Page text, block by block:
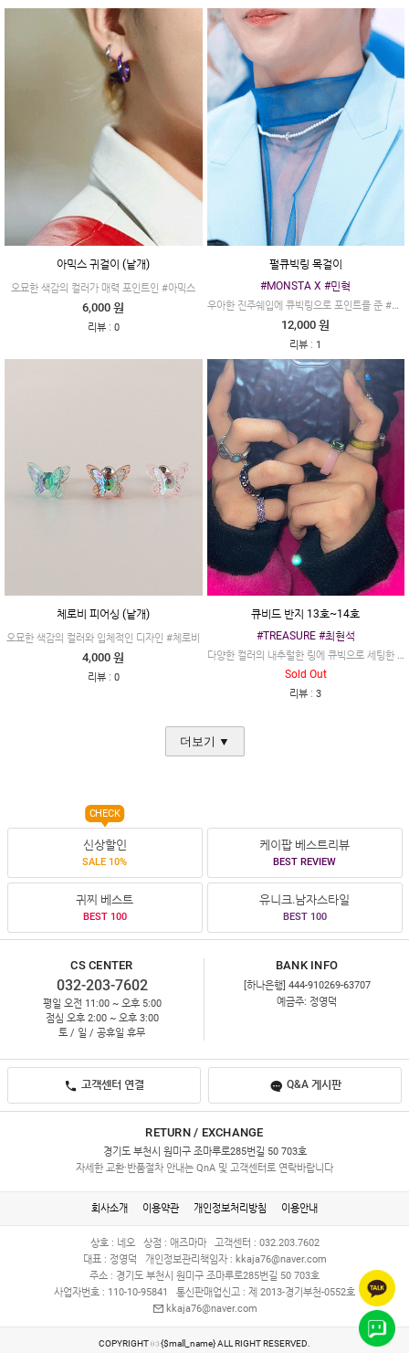
아믹스 귀걸이 (낱개)
오묘한 색감의 컬러가 매력 포인트인 #아믹스
6,000 원
리뷰: 0
펄큐빅링 목걸이
#MONSTA X #민혁
우아한 진주쉐입에 큐빅링으로 포인트를 준 #펄큐빅링
12,000 원
리뷰 : 1
체로비 피어싱 (낱개)
오묘한 색감의 컬러와 입체적인 디자인 #체로비
4,000 원
리뷰: 0
큐비드 반지 13호~14호
#TREASURE #최현석
다양한 컬러의 내추럴한 링에 큐빅으로 세팅한 #큐비드
Sold Out
리뷰 :3
더보기 ▼
신상할인
SALE 10%
CHECK
케이팝 베스트리뷰
BEST REVIEW
귀찌 베스트
BEST 100
유니크.남자스타일
BEST 100
CS CENTER
032-203-7602
평일 오전 11:00 ~ 오후 5:00
점심 오후 2:00 ~ 오후 3:00
토 / 일 / 공휴일 휴무
BANK INFO
[하나은행] 444-910269-63707
예금주: 정영덕
고객센터 연결 Q&A 게시판
RETURN / EXCHANGE
경기도 부천시 원미구 조마루로285번길 50 703호
자세한 교환·반품절차 안내는 QnA 및 고객센터로 연락바랍니다
회사소개 이용약관 개인정보처리방침 이용안내
상호 : 네오 상점 : 애즈마마
고객센터 : 032.203.7602
대표 : 정영덕
개인정보관리책임자 : kkaja76@naver.com
주소 : 경기도 부천시 원미구 조마루로285번길 50 703호
사업자번호 : 110-10-95841
통신판매업신고 : 제 2013-경기부천-0552호
kkaja76@naver.com
COPYRIGHT ⓒ {$mall_name} ALL RIGHT RESERVED.